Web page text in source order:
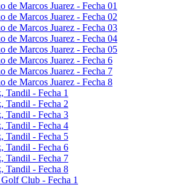
Marcos Juarez - Fecha 01
de Marcos Juarez - Fecha 02
de Marcos Juarez - Fecha 03
de Marcos Juarez - Fecha 04
de Marcos Juarez - Fecha 05
de Marcos Juarez - Fecha 6
de Marcos Juarez - Fecha 7
de Marcos Juarez - Fecha 8
Tandil - Fecha 1
Tandil - Fecha 2
Tandil - Fecha 3
Tandil - Fecha 4
Tandil - Fecha 5
Tandil - Fecha 6
Tandil - Fecha 7
Tandil - Fecha 8
Club - Fecha 1